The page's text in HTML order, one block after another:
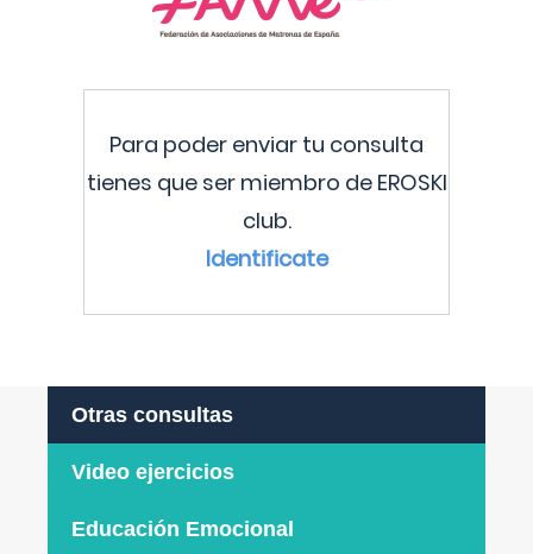
Para poder enviar tu consulta
tienes que ser miembro de EROSKI
club.
Identificate
Otras consultas
Video ejercicios
Educación Emocional